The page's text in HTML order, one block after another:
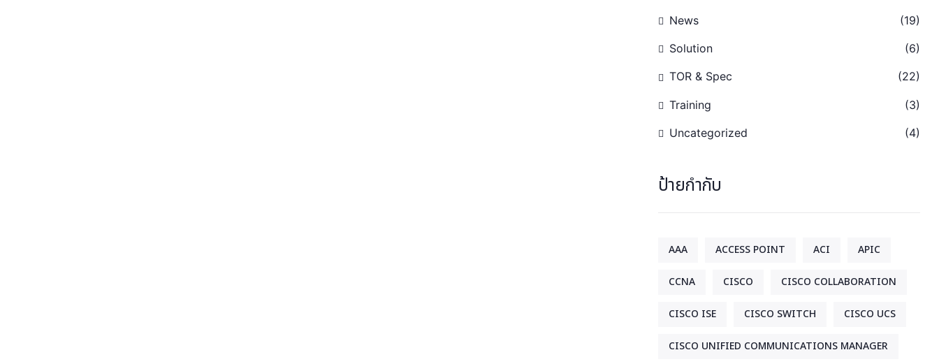
News (19)
Solution (6)
TOR & Spec (22)
Training (3)
Uncategorized (4)
ป้ายกำกับ
AAA ACCESS POINT ACI APIC
CCNA CISCO CISCO COLLABORATION
CISCO ISE CISCO SWITCH CISCO UCS
CISCO UNIFIED COMMUNICATIONS MANAGER